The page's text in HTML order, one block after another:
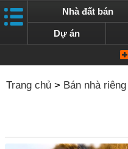
Nhà đất bán
Dự án
Trang chủ > Bán nhà riêng